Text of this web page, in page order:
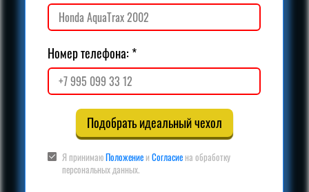
Номер телефона:
Подобрать идеальный чехол
Я принимаюПоложение иСогласие на обработку
персональных данных.